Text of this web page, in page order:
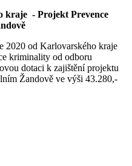
kraje - Projekt Prevence
2020 od Karlovarského kraje
kriminality od odboru
dotaci k zajištění projektu
Žandově ve výši 43.280,-